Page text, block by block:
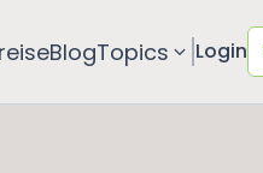
BlogTopics Login